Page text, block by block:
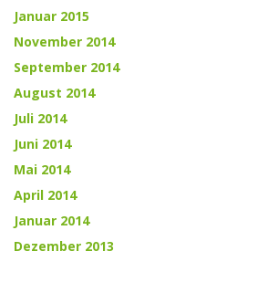
Januar 2015
November 2014
September 2014
August 2014
Juli 2014
Juni 2014
Mai 2014
April 2014
Januar 2014
Dezember 2013